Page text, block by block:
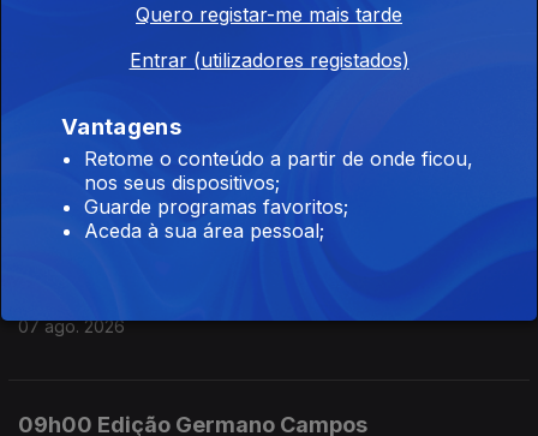
12h00 Edição Susana Lemos
11h00 Edição Susana Lemos
07 ago. 2026
07 ago. 2026
09h00 Edição Germano Campos
Quero registar-me mais tarde
Entrar (utilizadores registados)
Vantagens
Retome o conteúdo a partir de onde ficou,
nos seus dispositivos;
Guarde programas favoritos;
Aceda à sua área pessoal;